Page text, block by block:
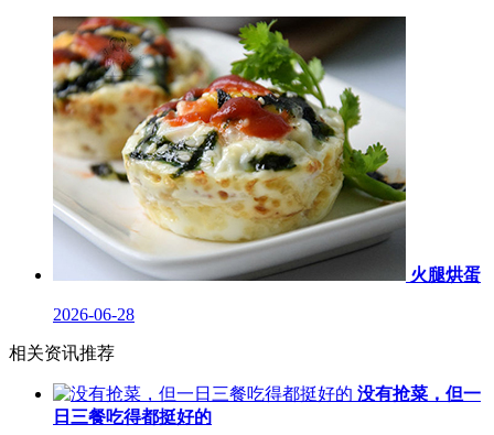
火腿烘蛋
2026-06-28
相关资讯推荐
没有抢菜，但一
日三餐吃得都挺好的